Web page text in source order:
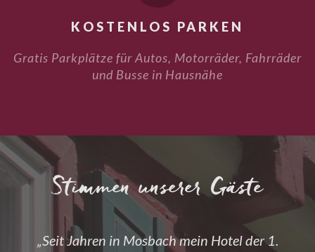
KOSTENLOS PARKEN
Gratis Parkplätze für Autos, Motorräder, Fahrräder
und Busse in Hausnähe
Stimmen unserer Gäste
„Seit Jahren in Mosbach mein Hotel der 1.